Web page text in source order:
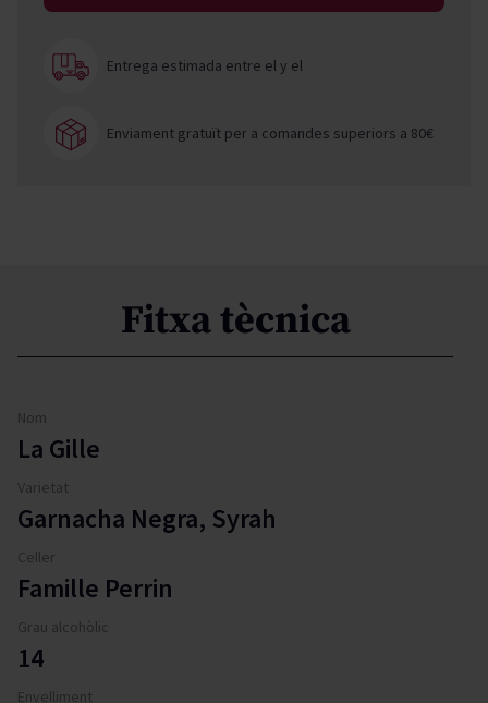
Entrega estimada entre ely el
Enviament gratuït per a comandes superiors a 80€
Fitxa tècnica
Nom
La Gille
Varietat
Garnacha Negra, Syrah
Celler
Famille Perrin
Grau alcohòlic
14
Envelliment